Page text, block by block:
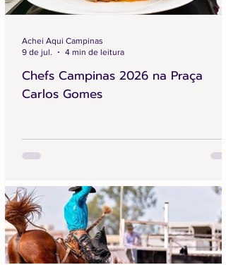
Chefs Campinas 2026 na Praça
Carlos Gomes
Achei Aqui Campinas
9 de jul.
4 min de leitura